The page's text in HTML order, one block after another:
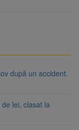
după un accident.
lei, clasat la